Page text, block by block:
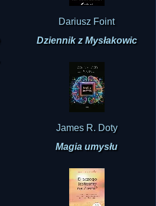
Dariusz Foint
Dziennik z Mysłakowic
James R. Doty
Magia umysłu